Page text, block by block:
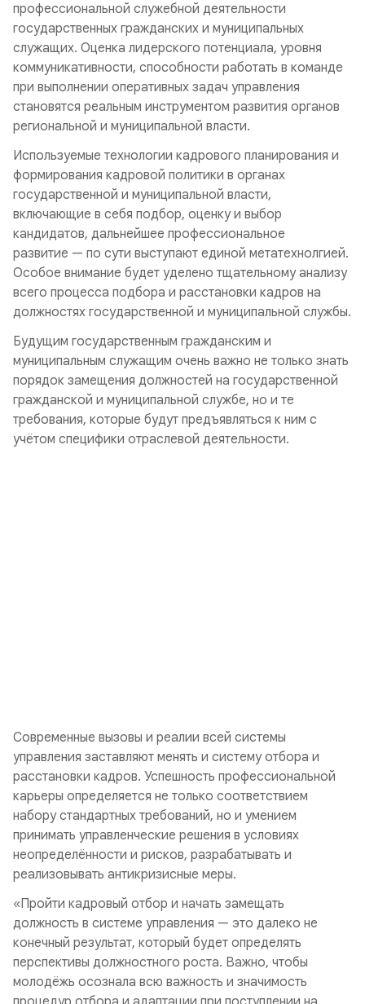
профессиональной служебной деятельности
государственных гражданских и муниципальных
служащих. Оценка лидерского потенциала, уровня
коммуникативности, способности работать в команде
при выполнении оперативных задач управления
становятся реальным инструментом развития органов
региональной и муниципальной власти.
Используемые технологии кадрового планирования и
формирования кадровой политики в органах
государственной и муниципальной власти,
включающие в себя подбор, оценку и выбор
кандидатов, дальнейшее профессиональное
развитие — по сути выступают единой метатехнолгией.
Особое внимание будет уделено тщательному анализу
всего процесса подбора и расстановки кадров на
должностях государственной и муниципальной службы.
Будущим государственным гражданским и
муниципальным служащим очень важно не только знать
порядок замещения должностей на государственной
гражданской и муниципальной службе, но и те
требования, которые будут предъявляться к ним с
учётом специфики отраслевой деятельности.
Современные вызовы и реалии всей системы
управления заставляют менять и систему отбора и
расстановки кадров. Успешность профессиональной
карьеры определяется не только соответствием
набору стандартных требований, но и умением
принимать управленческие решения в условиях
неопределённости и рисков, разрабатывать и
реализовывать антикризисные меры.
«Пройти кадровый отбор и начать замещать
должность в системе управления — это далеко не
конечный результат, который будет определять
перспективы должностного роста. Важно, чтобы
молодёжь осознала всю важность и значимость